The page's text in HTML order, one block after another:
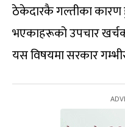
ठेकेदारकै गल्तीका कारण
भएकाहरूको उपचार
यस विषयमा सरकार